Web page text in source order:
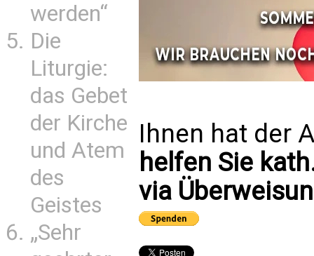
werden“
Die
Liturgie:
das Gebet
der Kirche
und Atem
des
Geistes
„Sehr
Ihnen hat der
helfen Sie
via